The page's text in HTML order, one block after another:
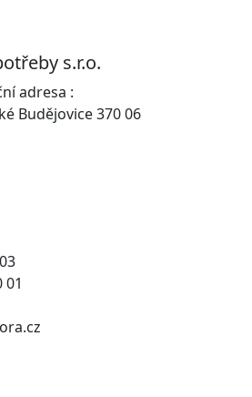
s.r.o.
adresa :
Budějovice 370 06
01